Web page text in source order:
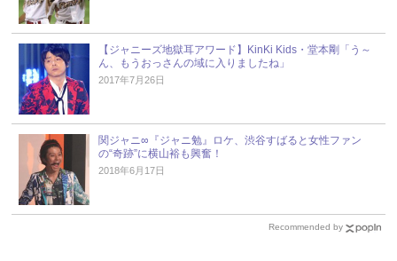
【ジャニーズ地獄耳アワード】KinKi Kids・堂本剛「う～
ん、もうおっさんの域に入りましたね」
2017年7月26日
関ジャニ∞『ジャニ勉』ロケ、渋谷すばると女性ファン
の“奇跡”に横山裕も興奮！
2018年6月17日
Recommended by